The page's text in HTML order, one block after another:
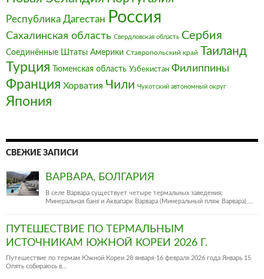
Республика Дагестан Россия
Сахалинская область Свердловская область Сербия
Соединённые Штаты Америки Ставропольский край Таиланд
Турция Тюменская область Узбекистан Филиппины
Франция‎ Хорватия Чили Чукотский автономный округ
Япония
СВЕЖИЕ ЗАПИСИ
ВАРВАРА, БОЛГАРИЯ
В селе Варвара существует четыре термальных заведения:
Минеральная баня и Аквапарк Варвара (Минеральный пляж Варвара),…
ПУТЕШЕСТВИЕ ПО ТЕРМАЛЬНЫМ
ИСТОЧНИКАМ ЮЖНОЙ КОРЕИ 2026 Г.
Путешествие по термам Южной Кореи 28 января-16 февраля 2026 года Январь 15
Опять собираюсь в…